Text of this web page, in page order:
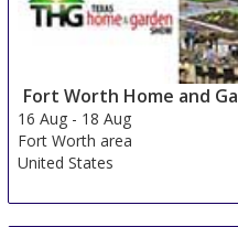
Fort Worth Home and
16 Aug - 18 Aug
Fort Worth area
United States